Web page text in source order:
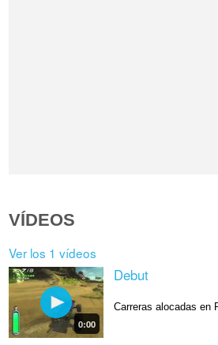
VÍDEOS
Ver los 1 vídeos
0:00
Debut
Carreras alocadas en